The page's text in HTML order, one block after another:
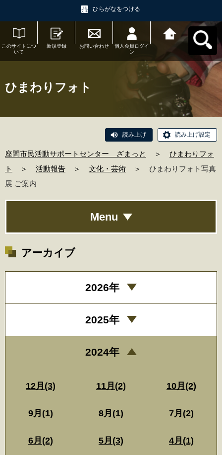
ひらがなをつける
このサイトにつ
いて
新規登録 お問い合わせ
個人会員ログイ
ン
ポートセンタ
ひまわりフォト
読み上げ 読み上げ設定
座間市民活動サポートセンター ざまっと ＞
ひまわりフォ
ト
＞ 活動報告 ＞ 文化・芸術 ＞
ひまわりフォト写真
展 ご案内
Menu
アーカイブ
2026年
2025年
2024年
12月(3) 11月(2) 10月(2)
9月(1) 8月(1) 7月(2)
6月(2) 5月(3) 4月(1)